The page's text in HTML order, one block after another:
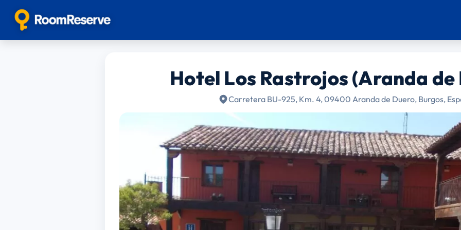
Hotel Los Rastrojos (Aranda de
Carretera BU-925, Km. 4, 09400 Aranda de Duero, Burgos,